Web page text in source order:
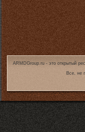
ARMDGroup.ru - это открытый
Все, не